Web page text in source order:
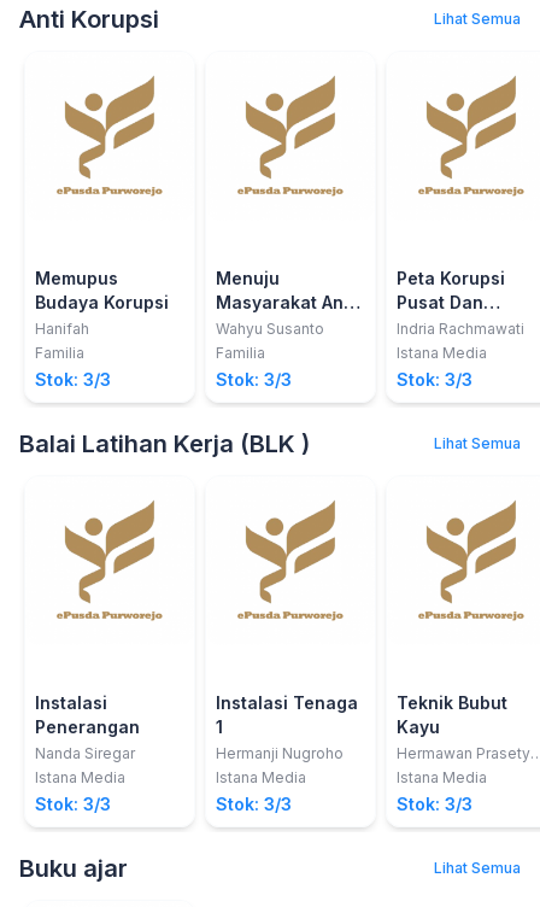
Anti Korupsi Lihat Semua
Memupus
Budaya Korupsi
Hanifah
Familia
Stok: 3/3
Menuju
Masyarakat Anti
Korupsi
Wahyu Susanto
Familia
Stok: 3/3
Peta Korupsi
Pusat Dan
Daerah
Indria Rachmawati
Istana Media
Stok: 3/3
Balai Latihan Kerja (BLK ) Lihat Semua
Instalasi
Penerangan
Nanda Siregar
Istana Media
Stok: 3/3
Instalasi Tenaga
1
Hermanji Nugroho
Istana Media
Stok: 3/3
Teknik Bubut
Kayu
Hermawan Prasetya
A
Istana Media
Stok: 3/3
Buku ajar Lihat Semua